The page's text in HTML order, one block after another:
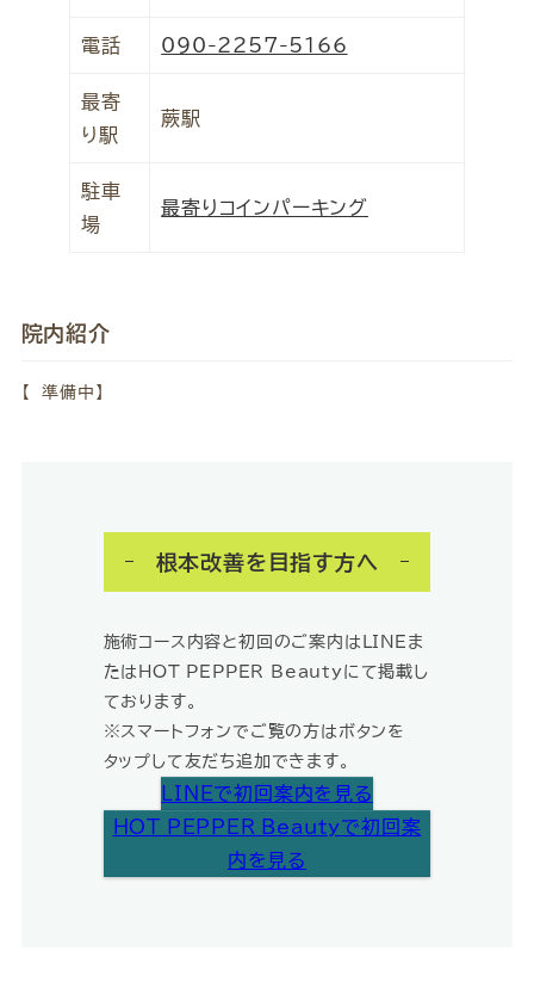
電話 090-2257-5166
最寄
り駅
蕨駅
駐車
場
最寄りコインパーキング
院内紹介
【 準備中】
根本改善を目指す方へ
施術コース内容と初回のご案内はLINEま
たはHOT PEPPER Beautyにて掲載し
ております。
※スマートフォンでご覧の方はボタンを
タップして友だち追加できます。
LINEで初回案内を見る
HOT PEPPER Beautyで初回案
内を見る